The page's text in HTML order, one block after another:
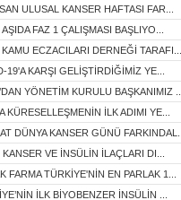
ULUSAL KANSER HAFTASI FAR...
FAZ 1 ÇALIŞMASI BAŞLIYO...
ECZACILARI DERNEĞİ TARAFI...
19'A KARŞI GELİŞTİRDİĞİMİZ YE...
YÖNETİM KURULU BAŞKANIMIZ ...
KÜRESELLEŞMENİN İLK ADIMI YE...
DÜNYA KANSER GÜNÜ FARKINDAL...
VE İNSÜLİN İLAÇLARI DI...
FARMA TÜRKİYE'NİN EN PARLAK 1...
İLK BİYOBENZER İNSÜLİN ...